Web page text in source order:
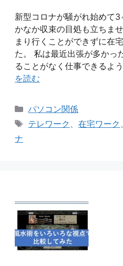
新型コロナが騒がれ始めて
かなか収束の目処も立ちま
まり行くことができずに在
た。 私は最近出張が多かっ
ることがなく仕事できるよ
を読む
カ
テ
パソコン関係
タ
テレワーク 、在宅ワーク
ナ